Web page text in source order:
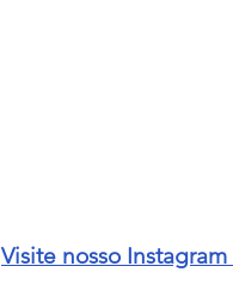
Visite nosso